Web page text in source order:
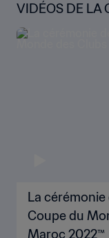
VIDÉOS DE LA
DES CLUBS
La cérémonie
Coupe du
Maroc 2022™